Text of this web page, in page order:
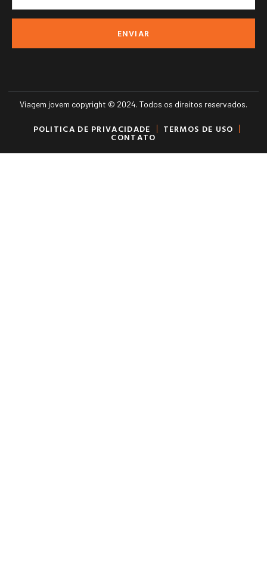
ENVIAR
Viagem jovem copyright © 2024. Todos os direitos reservados.
POLITICA DE PRIVACIDADE TERMOS DE USO
CONTATO